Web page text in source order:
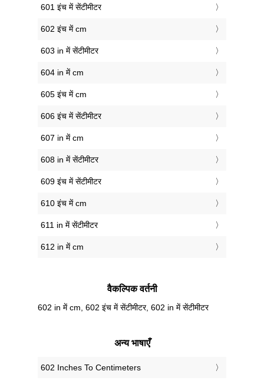
601 इंच में सेंटीमीटर
602 इंच में cm
603 in में सेंटीमीटर
604 in में cm
605 इंच में cm
606 इंच में सेंटीमीटर
607 in में cm
608 in में सेंटीमीटर
609 इंच में सेंटीमीटर
610 इंच में cm
611 in में सेंटीमीटर
612 in में cm
वैकल्पिक वर्तनी
602 in में cm, 602 इंच में सेंटीमीटर, 602 in में सेंटीमीटर
अन्य भाषाएँ
‎602 Inches To Centimeters